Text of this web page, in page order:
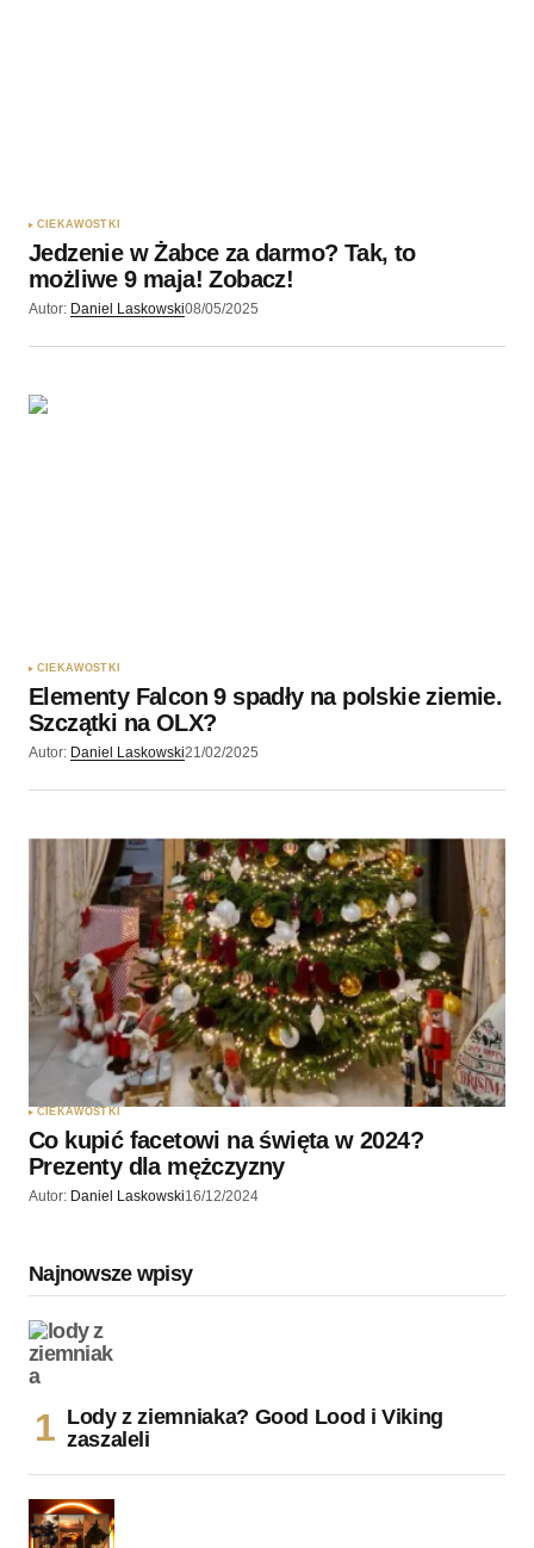
CIEKAWOSTKI
Jedzenie w Żabce za darmo? Tak, to
możliwe 9 maja! Zobacz!
Autor: Daniel Laskowski08/05/2025
CIEKAWOSTKI
Elementy Falcon 9 spadły na polskie ziemie.
Szczątki na OLX?
Autor: Daniel Laskowski21/02/2025
CIEKAWOSTKI
Co kupić facetowi na święta w 2024?
Prezenty dla mężczyzny
Autor: Daniel Laskowski16/12/2024
Najnowsze wpisy
Lody z ziemniaka? Good Lood i Viking
zaszaleli